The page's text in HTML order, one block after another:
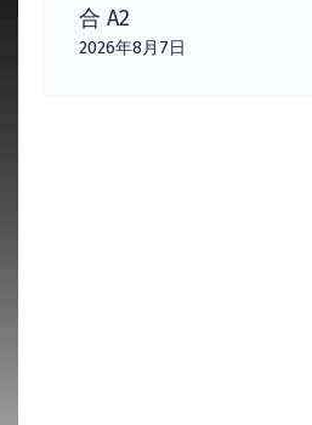
合 A2
2026年8月7日